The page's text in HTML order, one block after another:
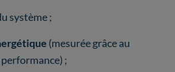
système ;
(mesurée grâce au
;